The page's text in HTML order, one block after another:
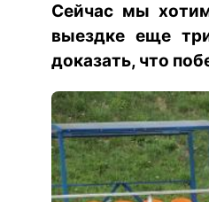
Сейчас мы
выездке еще
доказать, что